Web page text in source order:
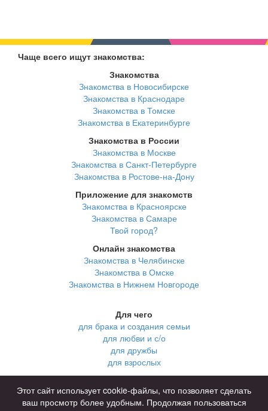
Чаще всего ищут знакомства:
Знакомства
Знакомства в Новосибирске
Знакомства в Краснодаре
Знакомства в Томске
Знакомства в Екатеринбурге
Знакомства в России
Знакомства в Москве
Знакомства в Санкт-Петербурге
Знакомства в Ростове-на-Дону
Приложение для знакомств
Знакомства в Красноярске
Знакомства в Самаре
Твой город?
Онлайн знакомства
Знакомства в Челябинске
Знакомства в Омске
Знакомства в Нижнем Новгороде
Для чего
для брака и создания семьи
для любви и с/о
для дружбы
для взрослых
В возрасте
за 40 лет
за 60 лет
Этот сайт использует cookie-файлы, что позволяет сделать
ваш просмотр более удобным. Продолжая пользоваться